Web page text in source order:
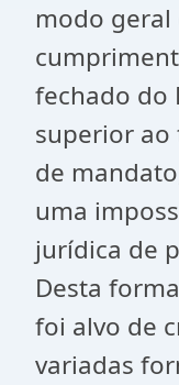
modo
fechado do
superior ao
de
uma
jurídica de
Desta
foi alvo de
variadas